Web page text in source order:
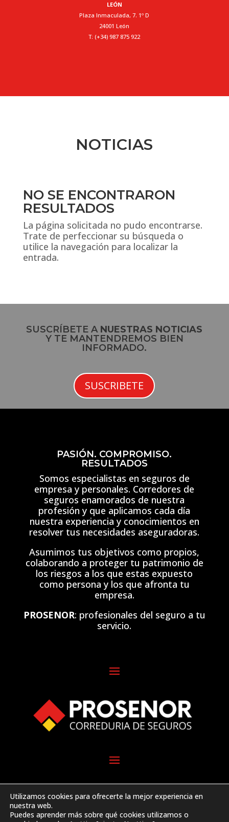
LEÓN
Plaza Inmaculada, 7. 1º D
24001 León
T: (+34) 987 875 922
NOTICIAS
NO SE ENCONTRARON
RESULTADOS
La página solicitada no pudo encontrarse.
Trate de perfeccionar su búsqueda o
utilice la navegación para localizar la
entrada.
SUSCRÍBETE ANUESTRAS NOTICIAS
Y TE MANTENDREMOS BIEN
INFORMADO.
SUSCRIBETE
PASIÓN. COMPROMISO.
RESULTADOS
Somos especialistas en seguros de
empresa y personales. Corredores de
seguros enamorados de nuestra
profesión y que aplicamos cada día
nuestra experiencia y conocimientos en
resolver tus necesidades aseguradoras.
Asumimos tus objetivos como propios,
colaborando a proteger tu patrimonio de
los riesgos a los que estas expuesto
como persona y los que afronta tu
empresa.
PROSENOR: profesionales del seguro a tu
servicio.
Utilizamos cookies para ofrecerte la mejor experiencia en
nuestra web.
Puedes aprender más sobre qué cookies utilizamos o